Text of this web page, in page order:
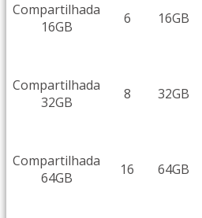
Compartilhada
16GB
6 16GB
Compartilhada
32GB
8 32GB
Compartilhada
64GB
16 64GB